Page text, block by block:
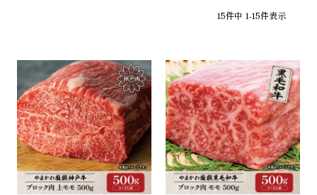
15件中 1-15件表示